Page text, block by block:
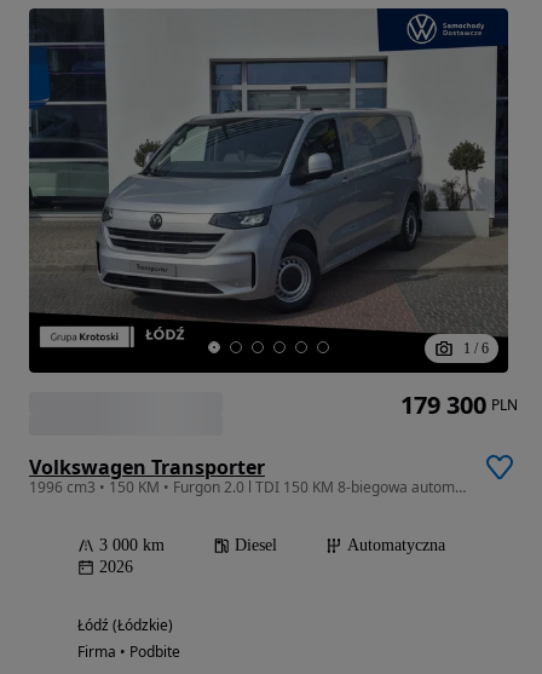
1 / 6
Volkswagen Transporter
1996 cm3 • 150 KM • Furgon 2.0 l TDI 150 KM 8-biegowa automatyczna DEMO!
3 000 km Diesel
Automatyczna
2026
Łódź (Łódzkie)
Firma • Podbite
179 300 PLN